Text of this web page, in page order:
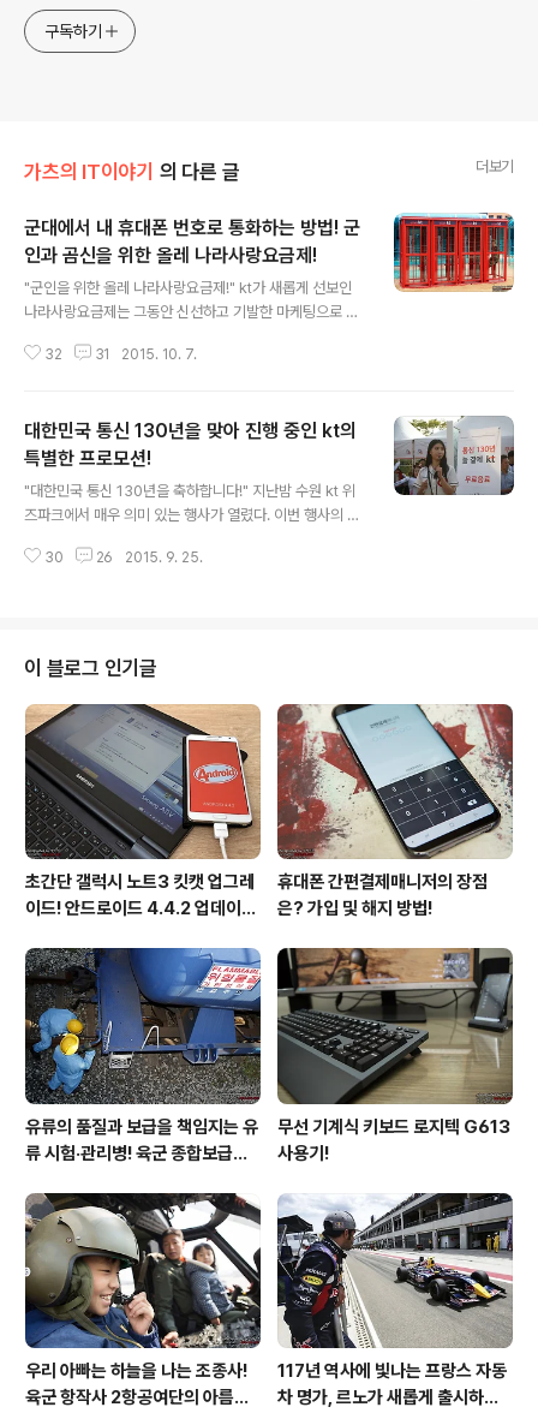
구독하기
가츠의 IT이야기 의 다른 글 더보기
군대에서 내 휴대폰 번호로 통화하는 방법! 군
인과 곰신을 위한 올레 나라사랑요금제!
"군인을 위한 올레 나라사랑요금제!" kt가 새롭게 선보인
나라사랑요금제는 그동안 신선하고 기발한 마케팅으로 큰
안 군에 입대하게 되면 사용 중인 휴대폰 번호를 정지하거
군대에서 자신의 휴대폰 번호로 사랑하는 가족이나 연인에
게 전화를 걸 수 있다는 점이다. 모르는 번호가 아닌 평소
사용 중인 자신의 휴대폰 번호가 상대방에게 표시되기 때
문에 수신 거부를 당할 일이 없다. 물론 어디까지나 평소 본
수도 있으니 말이다. 으응? "국내 최초 군인 전용 나라사랑
32 31 2015. 10. 7.
대한민국 통신 130년을 맞아 진행 중인 kt의
특별한 프로모션!
"대한민국 통신 130년을 축하합니다!" 지난밤 수원 kt 위
즈파크에서 매우 의미 있는 행사가 열렸다. 이번 행사의 주
규모 응원전이 펼쳐졌다. kt 위즈 선수단 일동은 130년 전
싱 게임, 투호 이벤트, 봉화대 점화 퍼포먼스 등 축제를 연
상케 하는 각종 부대행사가 진행되었다. 그럼 지금부터 대
한민국 통신 130년을 맞아 더욱 뜻깊고 의미 있는 kt 위즈
야구 경기를 만나 보자! "세계 1등 통신 국가로 거듭나겠습
니다!" 지금은 전 세계가 인정하는 통신 인프라를 보유한
대한민국이지만 생각..
30 26 2015. 9. 25.
이 블로그 인기글
초간단 갤럭시 노트3 킷캣 업그레
이드! 안드로이드 4.4.2 업데이트
휴대폰 간편결제매니저의 장점
은? 가입 및 해지 방법!
유류의 품질과 보급을 책임지는 유
류 시험·관리병! 육군 종합보급창
무선 기계식 키보드 로지텍 G613
사용기!
우리 아빠는 하늘을 나는 조종사!
육군 항작사 2항공여단의 아름다
117년 역사에 빛나는 프랑스 자동
차 명가, 르노가 새롭게 출시하는